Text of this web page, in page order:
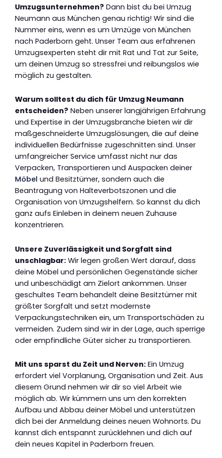
Umzugsunternehmen? Dann bist du bei Umzug
Neumann aus München genau richtig! Wir sind die
Nummer eins, wenn es um Umzüge von München
nach Paderborn geht. Unser Team aus erfahrenen
Umzugsexperten steht dir mit Rat und Tat zur Seite,
um deinen Umzug so stressfrei und reibungslos wie
möglich zu gestalten.
Warum solltest du dich für Umzug Neumann
entscheiden? Neben unserer langjährigen Erfahrung
und Expertise in der Umzugsbranche bieten wir dir
maßgeschneiderte Umzugslösungen, die auf deine
individuellen Bedürfnisse zugeschnitten sind. Unser
umfangreicher Service umfasst nicht nur das
Verpacken, Transportieren und Auspacken deiner
Möbel und Besitztümer, sondern auch die
Beantragung von Halteverbotszonen und die
Organisation von Umzugshelfern. So kannst du dich
ganz aufs Einleben in deinem neuen Zuhause
konzentrieren.
Unsere Zuverlässigkeit und Sorgfalt sind
unschlagbar: Wir legen großen Wert darauf, dass
deine Möbel und persönlichen Gegenstände sicher
und unbeschädigt am Zielort ankommen. Unser
geschultes Team behandelt deine Besitztümer mit
größter Sorgfalt und setzt modernste
Verpackungstechniken ein, um Transportschäden zu
vermeiden. Zudem sind wir in der Lage, auch sperrige
oder empfindliche Güter sicher zu transportieren.
Mit uns sparst du Zeit und Nerven: Ein Umzug
erfordert viel Vorplanung, Organisation und Zeit. Aus
diesem Grund nehmen wir dir so viel Arbeit wie
möglich ab. Wir kümmern uns um den korrekten
Aufbau und Abbau deiner Möbel und unterstützen
dich bei der Anmeldung deines neuen Wohnorts. Du
kannst dich entspannt zurücklehnen und dich auf
dein neues Kapitel in Paderborn freuen.